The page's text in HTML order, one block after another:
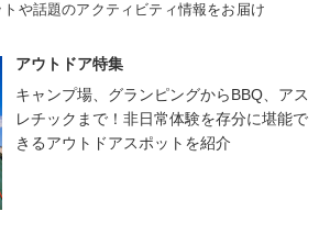
や話題のアクティビティ情報をお届け
アウトドア特集
キャンプ場、グランピングからBBQ、アス
レチックまで！非日常体験を存分に堪能で
きるアウトドアスポットを紹介